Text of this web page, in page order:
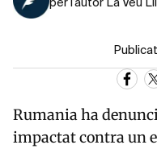
per l’autor La Veu
Rumania ha
impactat contra un